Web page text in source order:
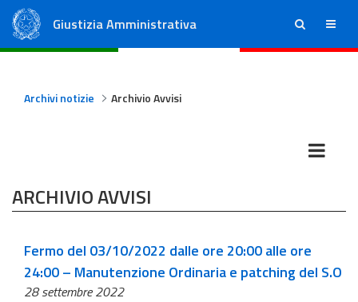
Giustizia Amministrativa ricerca menu
Archivi notizie Archivio Avvisi
ARCHIVIO AVVISI
Fermo del 03/10/2022 dalle ore 20:00 alle ore
24:00 – Manutenzione Ordinaria e patching del S.O
28 settembre 2022